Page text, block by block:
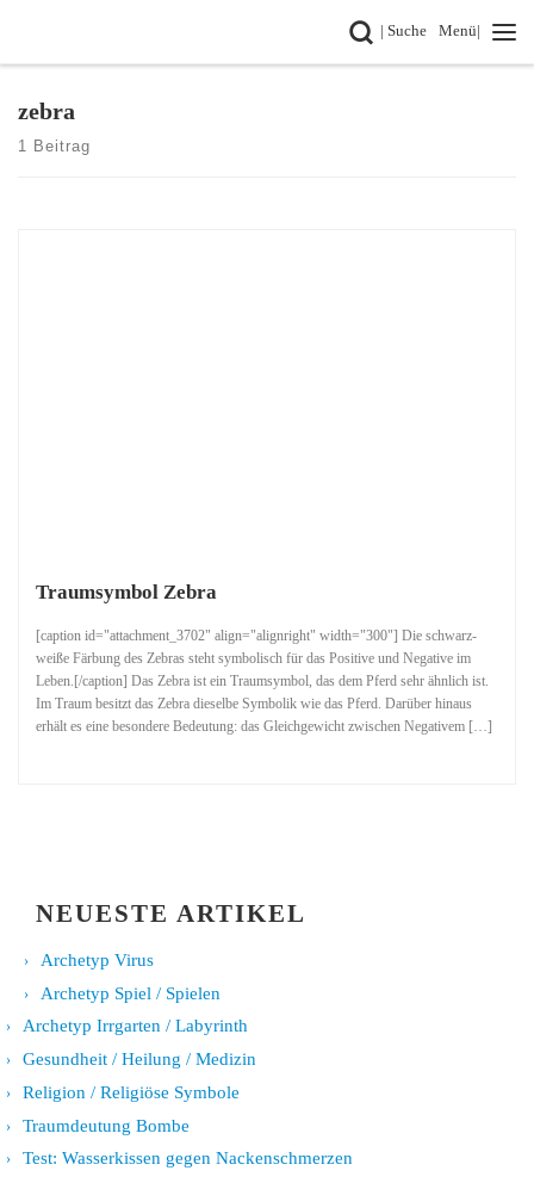
| SucheSearch
Menü|
zebra
1 Beitrag
Traumsymbol Zebra
[caption id="attachment_3702" align="alignright" width="300"] Die schwarz-
weiße Färbung des Zebras steht symbolisch für das Positive und Negative im
Leben.[/caption] Das Zebra ist ein Traumsymbol, das dem Pferd sehr ähnlich ist.
Im Traum besitzt das Zebra dieselbe Symbolik wie das Pferd. Darüber hinaus
erhält es eine besondere Bedeutung: das Gleichgewicht zwischen Negativem […]
NEUESTE ARTIKEL
Archetyp Virus
Archetyp Spiel / Spielen
Archetyp Irrgarten / Labyrinth
Gesundheit / Heilung / Medizin
Religion / Religiöse Symbole
Traumdeutung Bombe
Test: Wasserkissen gegen Nackenschmerzen